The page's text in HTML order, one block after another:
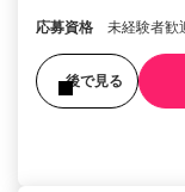
応募資格 未経験者歓
後で見る